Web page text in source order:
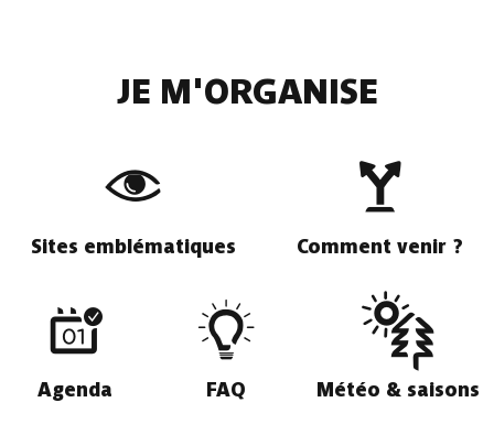
JE M'ORGANISE
Sites emblématiques Comment venir ?
Agenda FAQ Météo & saisons